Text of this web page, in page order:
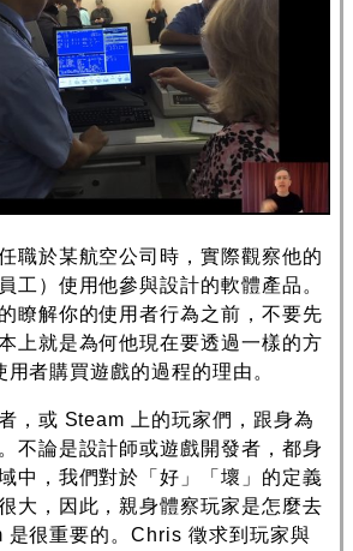
職於某航空公司時，實際觀察他的
工）使用他參與設計的軟體產品。
瞭解你的使用者行為之前，不要先
上就是為何他現在要透過一樣的方
者購買遊戲的過程的理由。
，或 Steam 上的玩家們，跟身為
不論是設計師或遊戲開發者，都身
中，我們對於「好」「壞」的定義
大，因此，親身體察玩家是怎麼去
是很重要的。Chris 徵求到玩家與